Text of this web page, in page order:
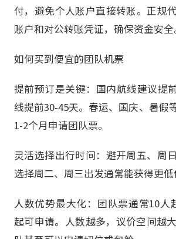
付，避免个人账户直接转账。正规
账户和对公转账凭证，确保资金安全
如何买到便宜的团队机票
提前预订是关键：国内航线建议提
线提前30-45天。春运、国庆、暑假
1-2个月申请团队票。
灵活选择出行时间：避开周五、周
选择周二、周三出发通常能获得更低
人数优势最大化：团队票通常10人
起可申请。人数越多，议价空间越